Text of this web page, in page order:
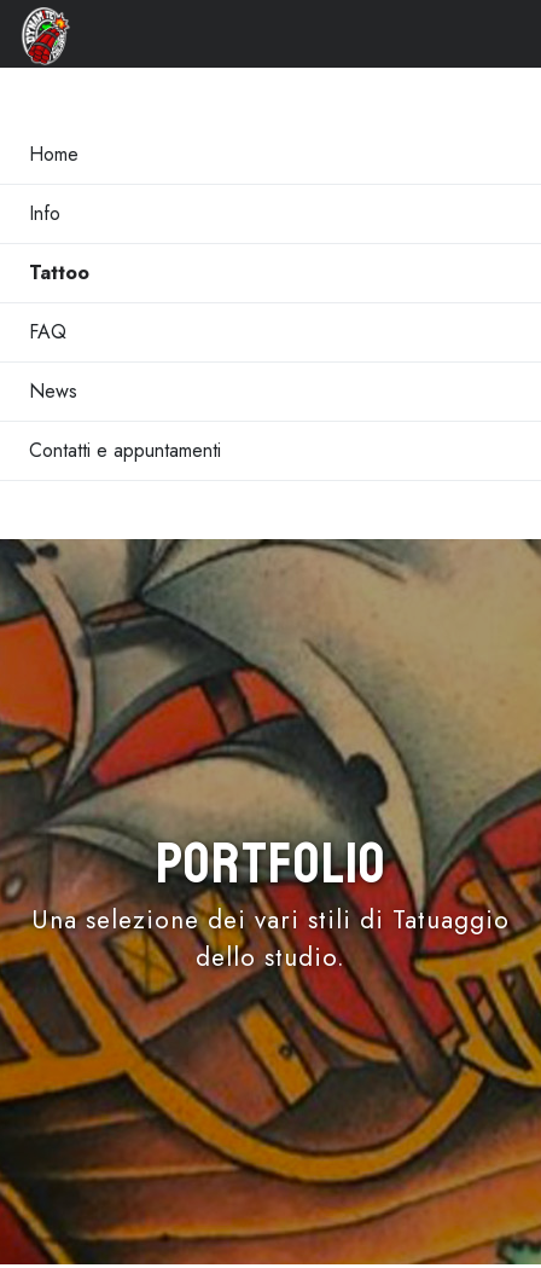
Home
Info
Tattoo
FAQ
News
Contatti e appuntamenti
Portfolio
Una selezione dei vari stili di Tatuaggio
dello studio.